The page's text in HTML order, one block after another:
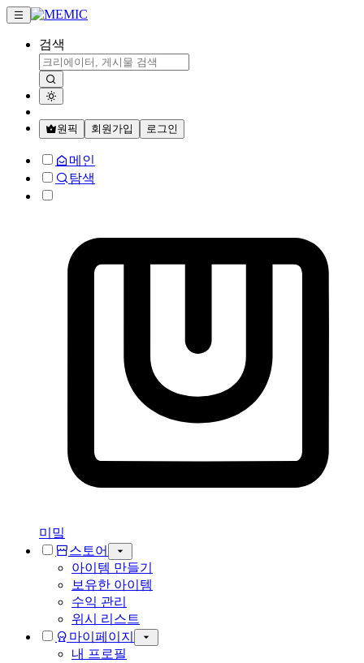
검색
원픽 회원가입 로그인
메인
탐색
미밐
스토어
아이템 만들기
보유한 아이템
수익 관리
위시 리스트
마이페이지
내 프로필